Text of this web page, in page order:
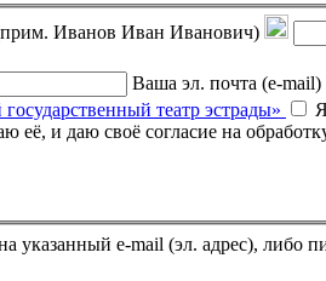
Иванов Иван Иванович)
Ваша эл. почта (e-mail)
театр эстрады»